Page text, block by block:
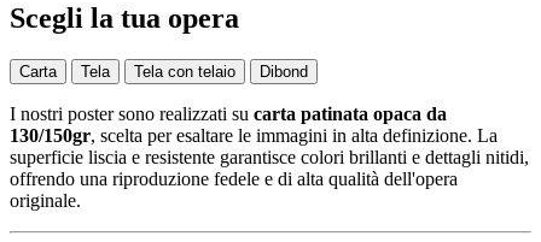
Scegli la tua opera
Carta Tela Tela con telaio Dibond
I nostri poster sono realizzati su carta patinata opaca da
130/150gr, scelta per esaltare le immagini in alta definizione. La
superficie liscia e resistente garantisce colori brillanti e dettagli nitidi,
offrendo una riproduzione fedele e di alta qualità dell'opera
originale.